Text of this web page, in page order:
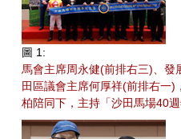
圖 1:
馬會主席周永健(前排右三)、
田區議會主席何厚祥(前排右一
柏陪同下，主持「沙田馬場40